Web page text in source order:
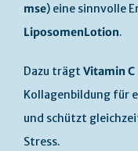
mse) eine sinnvolle
LiposomenLotion.
Dazu trägt Vitamin C
Kollagenbildung für
und schützt
Stress.